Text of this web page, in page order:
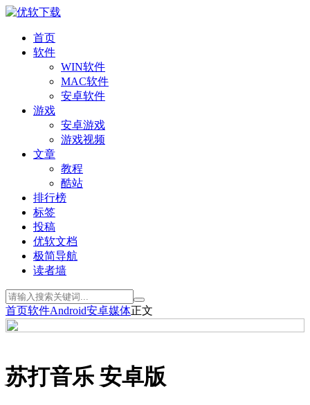
首页
软件
WIN软件
MAC软件
安卓软件
游戏
安卓游戏
游戏视频
文章
教程
酷站
排行榜
标签
投稿
优软文档
极简导航
读者墙
首页软件Android安卓媒体正文
苏打音乐 安卓版